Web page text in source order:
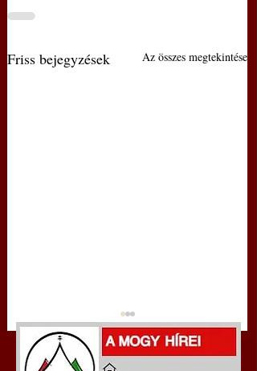
Friss bejegyzések Az összes megtekintése